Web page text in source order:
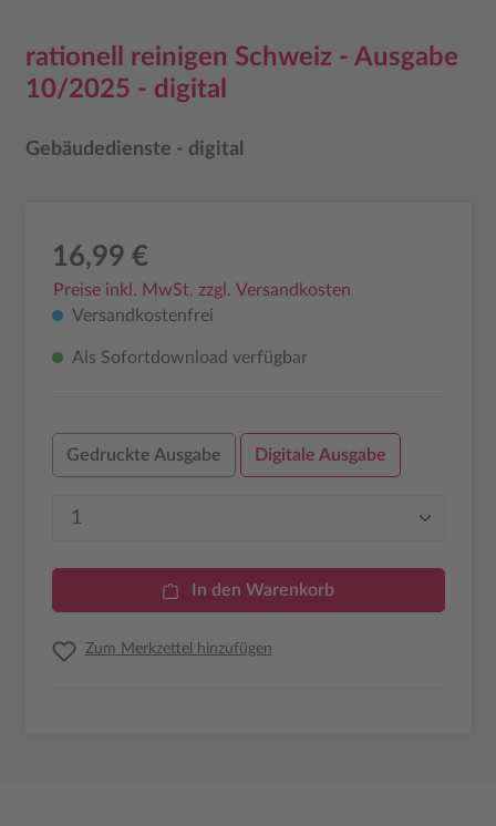
rationell reinigen Schweiz - Ausgabe
10/2025 - digital
Gebäudedienste - digital
16,99 €
Preise inkl. MwSt. zzgl. Versandkosten
Versandkostenfrei
Als Sofortdownload verfügbar
Gedruckte Ausgabe Digitale Ausgabe
Produkt Anzahl: Gib den gewünschten
In den Warenkorb
Zum Merkzettel hinzufügen